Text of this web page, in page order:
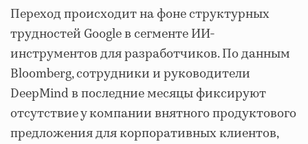
Переход происходит на фоне структурных
трудностей Google в сегменте ИИ-
инструментов для разработчиков. По данным
Bloomberg, сотрудники и руководители
DeepMind в последние месяцы фиксируют
отсутствие у компании внятного продуктового
предложения для корпоративных клиентов,